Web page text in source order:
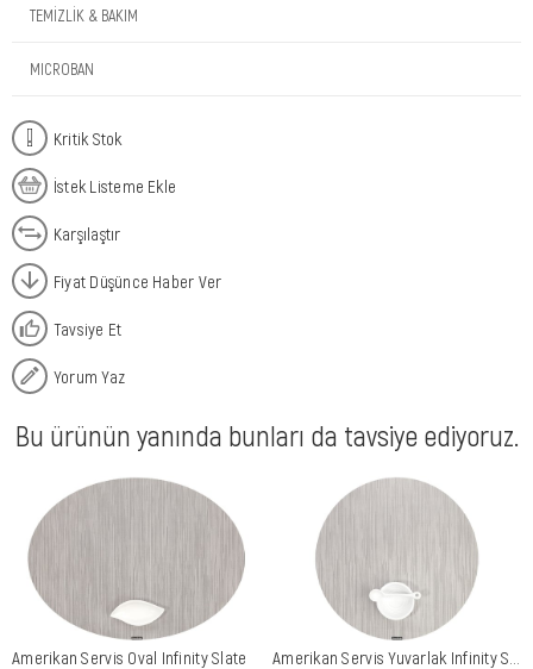
TEMİZLİK & BAKIM
MICROBAN
Kritik Stok
İstek Listeme Ekle
Karşılaştır
Fiyat Düşünce Haber Ver
Tavsiye Et
Yorum Yaz
Bu ürünün yanında bunları da tavsiye ediyoruz.
Amerikan Servis Oval Infinity Slate